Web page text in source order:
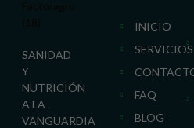
SANIDAD
Y
NUTRICIÓN
A LA
VANGUARDIA
INICIO
SERVICIOS
FAQ
BLOG